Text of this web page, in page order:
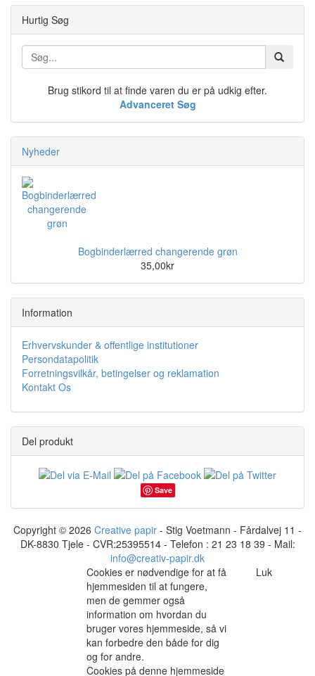
Hurtig Søg
Brug stikord til at finde varen du er på udkig efter.
Advanceret Søg
Nyheder
Bogbinderlærred changerende grøn
35,00kr
Information
Erhvervskunder & offentlige institutioner
Persondatapolitik
Forretningsvilkår, betingelser og reklamation
Kontakt Os
Del produkt
Save
Copyright © 2026 Creative papir - Stig Voetmann - Fårdalvej 11 -
DK-8830 Tjele - CVR:25395514 - Telefon : 21 23 18 39 - Mail:
info@creativ-papir.dk
Cookies er nødvendige for at få
hjemmesiden til at fungere,
men de gemmer også
information om hvordan du
bruger vores hjemmeside, så vi
kan forbedre den både for dig
og for andre.
Cookies på denne hjemmeside
Luk